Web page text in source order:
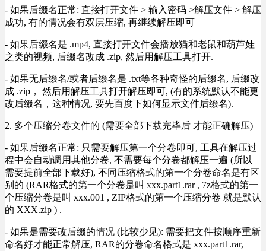
- 如果后缀名正常: 直接打开文件 > 输入密码 >解压文件 > 解压
成功, 有的情况会有双层压缩, 再继续解压即可
- 如果后缀名是 .mp4, 直接打开文件会播放猫和老鼠和葫芦娃
之类的视频, 后缀名改成 .zip, 然后用解压工具打开.
- 如果无后缀名/或者后缀名是 .txt等各种奇怪的后缀名, 后缀改
成 .zip， 然后用解压工具打开解压即可, (有的系统默认不能更
改后缀名，这种情况, 要先百度下如何显示文件后缀名).
2. 多个压缩分卷文件的 (需要全部下载完毕后 才能正确解压)
- 如果后缀名正常: 只需要解压第一个分卷即可, 工具在解压过
程中会自动调用其他分卷, 不需要每个分卷都解压一遍 (所以
需要提前全部下载好), 不同压缩格式的第一个分卷命名是有区
别的 (RAR格式的第一个分卷是叫 xxx.part1.rar , 7z格式的第一
个压缩分卷是叫 xxx.001 , ZIP格式的第一个压缩分卷 就是默认
的 XXX.zip ) .
- 如果是需要改后缀的情况 (比较少见): 需要把文件按顺序重新
命名好才能正常解压, RAR的分卷命名格式是 xxx.part1.rar,